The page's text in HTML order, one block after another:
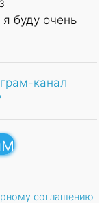
буду очень
канал
соглашению